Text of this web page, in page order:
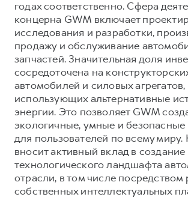
годах соответственно. Сфера
концерна GWM включает
исследования и разработки,
продажу и обслуживание
запчастей. Значительная доля
сосредоточена на
автомобилей и силовых агрегатов,
использующих альтернативные
энергии. Это позволяет GWM
экологичные, умные и
для пользователей по всему миру.
вносит активный вклад в создание
технологического ландшафта
отрасли, в том числе посредством
собственных интеллектуальных